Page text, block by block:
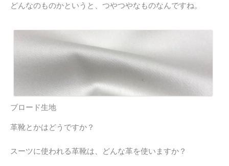
どんなのものかというと、つやつやなものなんですね。
ブロード生地
革靴とかはどうですか？
スーツに使われる革靴は、どんな革を使いますか？